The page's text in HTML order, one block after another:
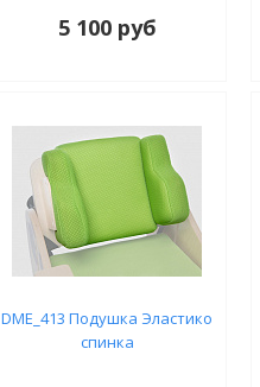
5 100 руб
DME_413 Подушка Эластико
спинка